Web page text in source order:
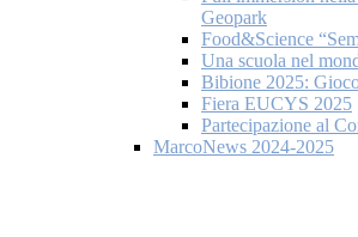
Geopark
Food&Science
Una scuola nel
Bibione 2025:
Fiera EUCYS 2025
Partecipazione al
MarcoNews 2024-2025